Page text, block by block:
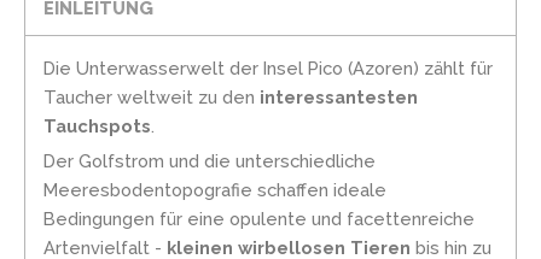
EINLEITUNG
Die Unterwasserwelt der Insel Pico (Azoren) zählt für
Taucher weltweit zu den interessantesten
Tauchspots
Der Golfstrom und die unterschiedliche
Meeresbodentopografie schaffen ideale
Bedingungen für eine opulente und facettenreiche
Artenvielfalt - kleinen wirbellosen Tieren bis hin zu